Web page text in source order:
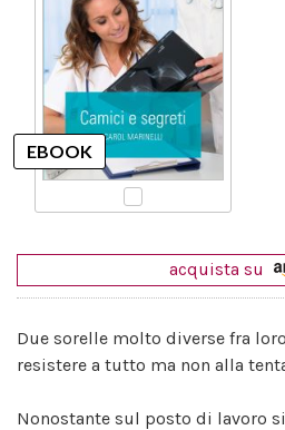
acquista su
Due sorelle molto diverse fra
resistere a tutto ma non alla
Nonostante sul posto di lavoro